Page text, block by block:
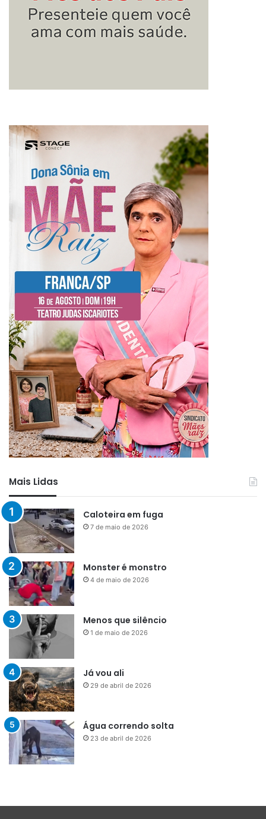
Mais Lidas
Caloteira em fuga
7 de maio de 2026
Monster é monstro
4 de maio de 2026
Menos que silêncio
1 de maio de 2026
Já vou ali
29 de abril de 2026
Água correndo solta
23 de abril de 2026